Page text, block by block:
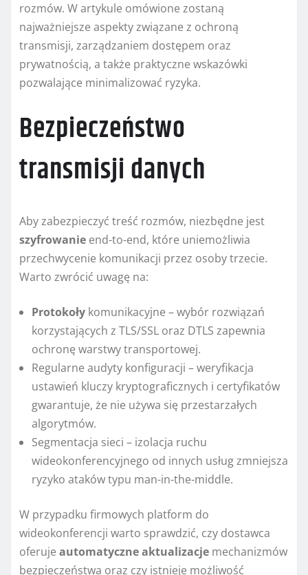
rozmów. W artykule omówione zostaną
najważniejsze aspekty związane z ochroną
transmisji, zarządzaniem dostępem oraz
prywatnością, a także praktyczne wskazówki
pozwalające minimalizować ryzyka.
Bezpieczeństwo
transmisji danych
Aby zabezpieczyć treść rozmów, niezbędne jest
szyfrowanie end-to-end, które uniemożliwia
przechwycenie komunikacji przez osoby trzecie.
Warto zwrócić uwagę na:
Protokoły komunikacyjne – wybór rozwiązań
korzystających z TLS/SSL oraz DTLS zapewnia
ochronę warstwy transportowej.
Regularne audyty konfiguracji – weryfikacja
ustawień kluczy kryptograficznych i certyfikatów
gwarantuje, że nie używa się przestarzałych
algorytmów.
Segmentacja sieci – izolacja ruchu
wideokonferencyjnego od innych usług zmniejsza
ryzyko ataków typu man-in-the-middle.
W przypadku firmowych platform do
wideokonferencji warto sprawdzić, czy dostawca
oferuje automatyczne aktualizacje mechanizmów
bezpieczeństwa oraz czy istnieje możliwość